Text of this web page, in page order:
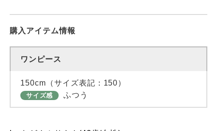
購入アイテム情報
ワンピース
150cm（サイズ表記：150）
サイズ感 ふつう